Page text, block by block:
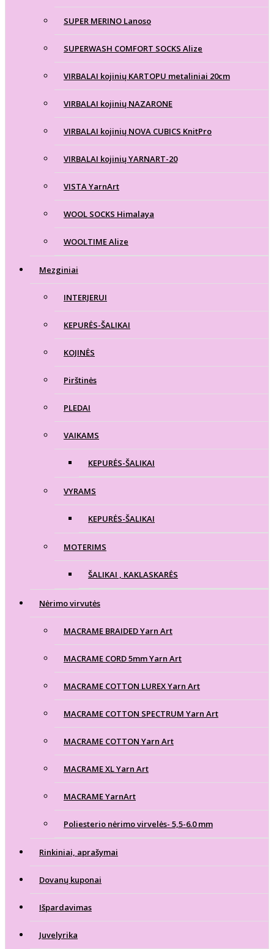
SUPER MERINO Lanoso
SUPERWASH COMFORT SOCKS Alize
VIRBALAI kojinių KARTOPU metaliniai 20cm
VIRBALAI kojinių NAZARONE
VIRBALAI kojinių NOVA CUBICS KnitPro
VIRBALAI kojinių YARNART-20
VISTA YarnArt
WOOL SOCKS Himalaya
WOOLTIME Alize
Mezginiai
INTERJERUI
KEPURĖS-ŠALIKAI
KOJINĖS
Pirštinės
PLEDAI
VAIKAMS
KEPURĖS-ŠALIKAI
VYRAMS
KEPURĖS-ŠALIKAI
MOTERIMS
ŠALIKAI , KAKLASKARĖS
Nėrimo virvutės
MACRAME BRAIDED Yarn Art
MACRAME CORD 5mm Yarn Art
MACRAME COTTON LUREX Yarn Art
MACRAME COTTON SPECTRUM Yarn Art
MACRAME COTTON Yarn Art
MACRAME XL Yarn Art
MACRAME YarnArt
Poliesterio nėrimo virvelės- 5,5-6.0 mm
Rinkiniai, aprašymai
Dovanų kuponai
Išpardavimas
Juvelyrika